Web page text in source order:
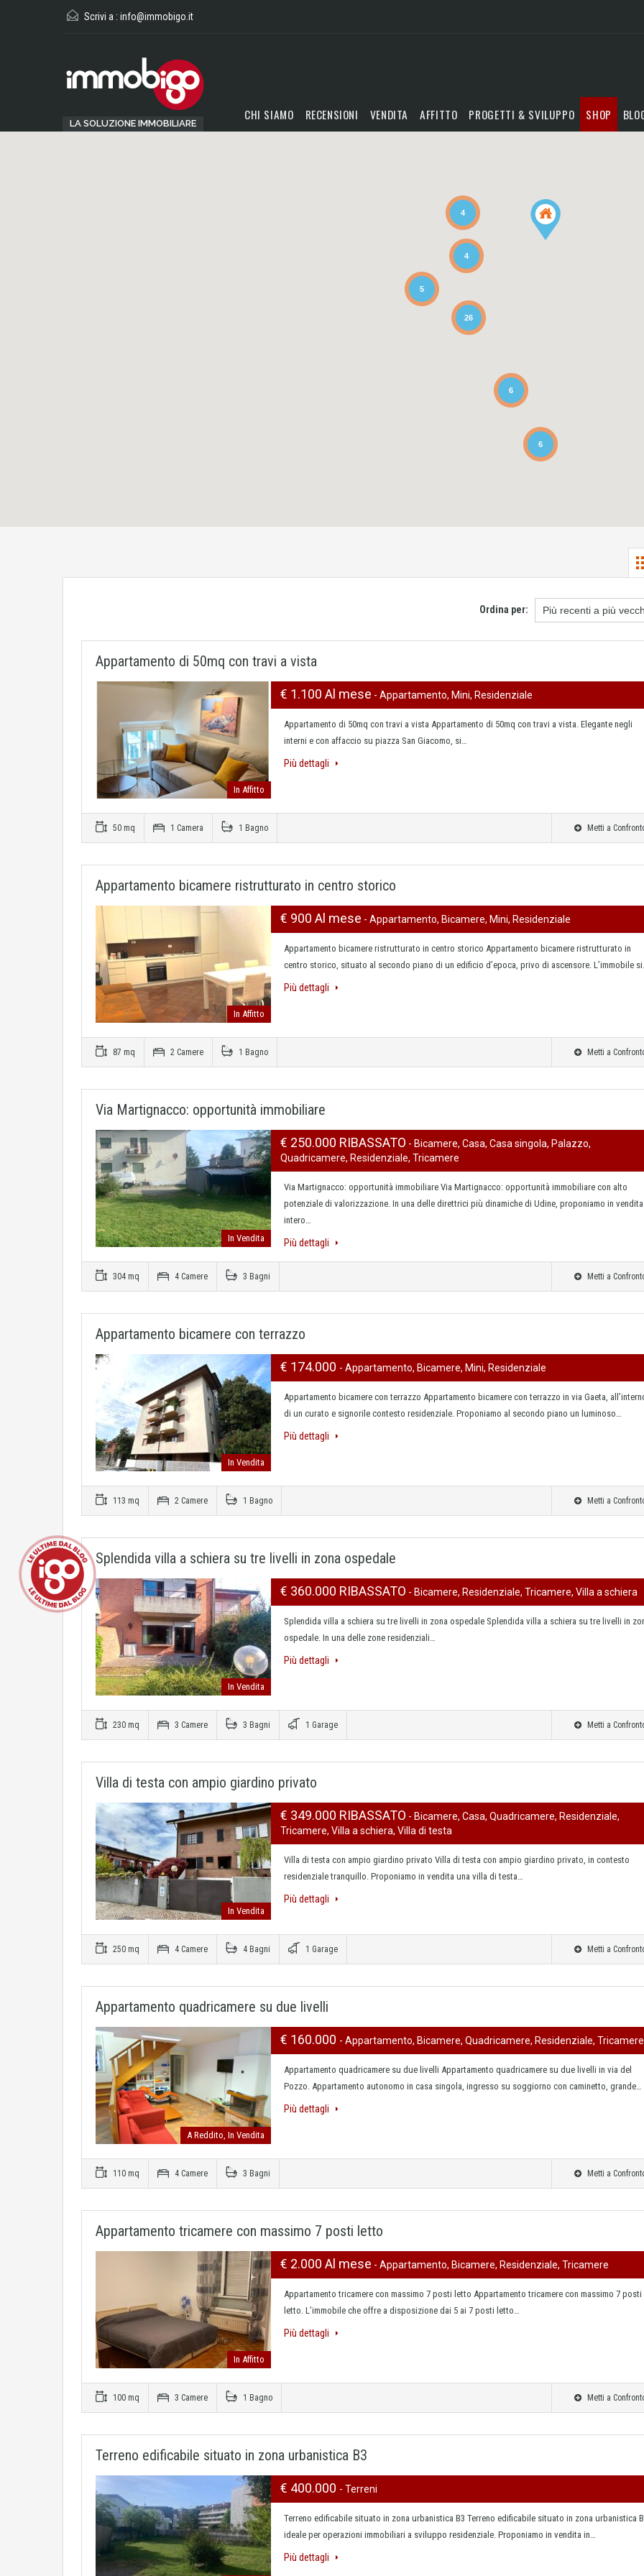
Scrivi a : info@immobigo.it
LA SOLUZIONE IMMOBILIARE
CHI SIAMO RECENSIONI VENDITA AFFITTO PROGETTI & SVILUPPO SHOP
26
4
5
6
4
6
Ordina per:
Appartamento di 50mq con travi a vista
In Affitto
€ 1.100 Al mese - Appartamento, Mini, Residenziale
Appartamento di 50mq con travi a vista Appartamento di 50mq con travi a vista. Elegante negli
interni e con affaccio su piazza San Giacomo, si…
Più dettagli
50 mq 1 Camera 1 Bagno Metti a
Appartamento bicamere ristrutturato in centro storico
In Affitto
€ 900 Al mese - Appartamento, Bicamere, Mini, Residenziale
Appartamento bicamere ristrutturato in centro storico Appartamento bicamere ristrutturato in
centro storico, situato al secondo piano di un edificio d’epoca, privo di ascensore. L’immobile
Più dettagli
87 mq 2 Camere 1 Bagno Metti a
Via Martignacco: opportunità immobiliare
In Vendita
€ 250.000 RIBASSATO - Bicamere, Casa, Casa singola, Palazzo,
Quadricamere, Residenziale, Tricamere
Via Martignacco: opportunità immobiliare Via Martignacco: opportunità immobiliare con alto
potenziale di valorizzazione. In una delle direttrici più dinamiche di Udine, proponiamo in vendita
intero…
Più dettagli
304 mq 4 Camere 3 Bagni Metti a
Appartamento bicamere con terrazzo
In Vendita
€ 174.000 - Appartamento, Bicamere, Mini, Residenziale
Appartamento bicamere con terrazzo Appartamento bicamere con terrazzo in via Gaeta,
di un curato e signorile contesto residenziale. Proponiamo al secondo piano un luminoso…
Più dettagli
113 mq 2 Camere 1 Bagno Metti a
Splendida villa a schiera su tre livelli in zona ospedale
In Vendita
€ 360.000 RIBASSATO - Bicamere, Residenziale, Tricamere, Villa a schiera
Splendida villa a schiera su tre livelli in zona ospedale Splendida villa a schiera su tre livelli in
ospedale. In una delle zone residenziali…
Più dettagli
230 mq 3 Camere 3 Bagni 1 Garage Metti a
Villa di testa con ampio giardino privato
In Vendita
€ 349.000 RIBASSATO - Bicamere, Casa, Quadricamere, Residenziale,
Tricamere, Villa a schiera, Villa di testa
Villa di testa con ampio giardino privato Villa di testa con ampio giardino privato, in contesto
residenziale tranquillo. Proponiamo in vendita una villa di testa…
Più dettagli
250 mq 4 Camere 4 Bagni 1 Garage Metti a
Appartamento quadricamere su due livelli
A Reddito, In Vendita
€ 160.000 - Appartamento, Bicamere, Quadricamere, Residenziale, Tricamere
Appartamento quadricamere su due livelli Appartamento quadricamere su due livelli in via del
Pozzo. Appartamento autonomo in casa singola, ingresso su soggiorno con caminetto, grande…
Più dettagli
110 mq 4 Camere 3 Bagni Metti a
Appartamento tricamere con massimo 7 posti letto
In Affitto
€ 2.000 Al mese - Appartamento, Bicamere, Residenziale, Tricamere
Appartamento tricamere con massimo 7 posti letto Appartamento tricamere con massimo 7 posti
letto. L’immobile che offre a disposizione dai 5 ai 7 posti letto…
Più dettagli
100 mq 3 Camere 1 Bagno Metti a
Terreno edificabile situato in zona urbanistica B3
€ 400.000 - Terreni
Terreno edificabile situato in zona urbanistica B3 Terreno edificabile situato in zona urbanistica
ideale per operazioni immobiliari a sviluppo residenziale. Proponiamo in vendita in…
Più dettagli